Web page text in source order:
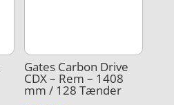
Gates Carbon Drive
CDX – Rem – 1408
mm / 128 Tænder